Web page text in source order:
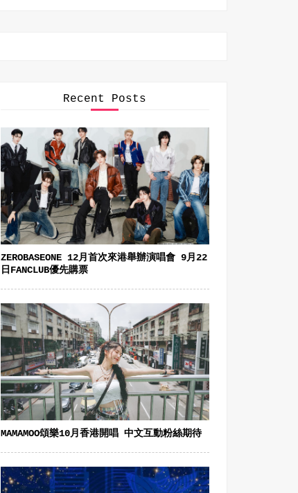
Recent Posts
ZEROBASEONE 12月首次來港舉辦演唱會 9月22
日FANCLUB優先購票
MAMAMOO頌樂10月香港開唱 中文互動粉絲期待